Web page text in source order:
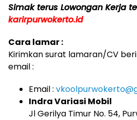
Simak terus Lowongan Kerja
karirpurwokerto.id
Cara lamar :
Kirimkan surat lamaran/CV
email :
Email :
Indra Variasi Mobil
Jl Gerilya Timur No. 54,